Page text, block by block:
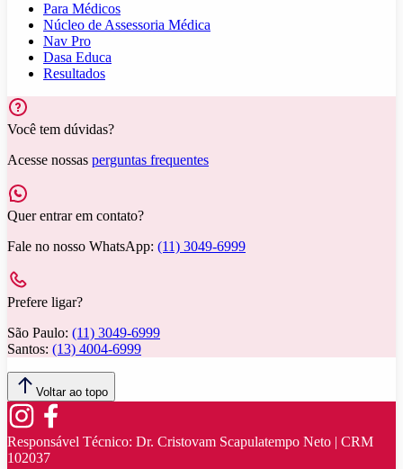
Para Médicos
Núcleo de Assessoria Médica
Nav Pro
Dasa Educa
Resultados
Você tem dúvidas?
Acesse nossas perguntas frequentes
Quer entrar em contato?
Fale no nosso WhatsApp: (11) 3049-6999
Prefere ligar?
São Paulo: (11) 3049-6999
Santos: (13) 4004-6999
Voltar ao topo
Responsável Técnico: Dr. Cristovam Scapulatempo Neto | CRM
102037